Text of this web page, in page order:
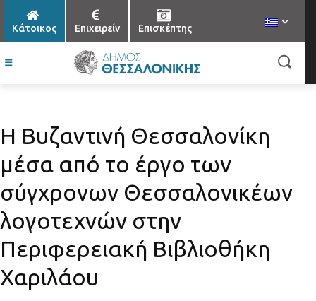
Κάτοικος Επιχειρείν Επισκέπτης
Η Βυζαντινή Θεσσαλονίκη
μέσα από το έργο των
σύγχρονων Θεσσαλονικέων
λογοτεχνών στην
Περιφερειακή Βιβλιοθήκη
Χαριλάου